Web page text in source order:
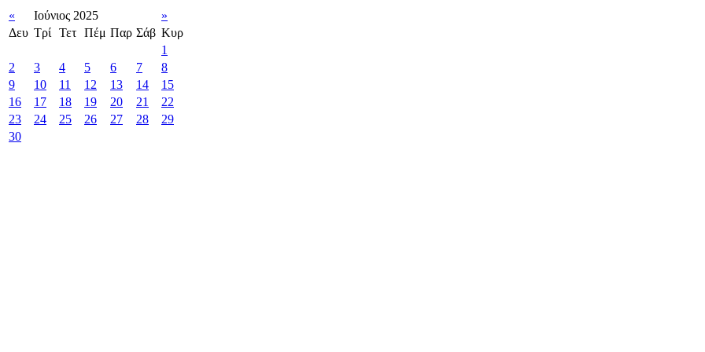
« Ιούνιος 2025
»
Δευ Τρί Τετ Πέμ Παρ Σάβ Κυρ
1
2
3 4 5 6 7
8
9
10 11 12 13 14
15
16
17 18 19 20 21
22
23
24 25 26 27 28
29
30